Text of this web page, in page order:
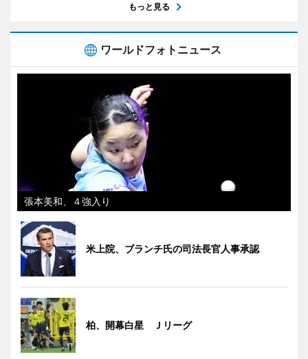
もっと見る
ワールドフォトニュース
張本美和、４強入り
米上院、ブランチ氏の司法長官人事承認
柏、開幕白星 Ｊリーグ